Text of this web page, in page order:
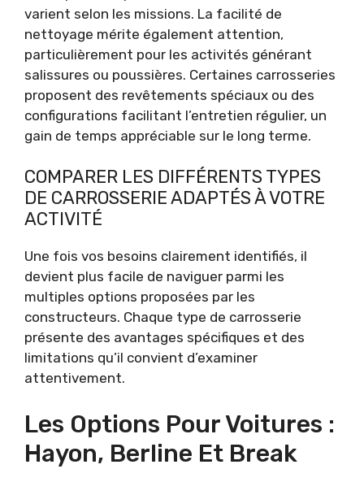
varient selon les missions. La facilité de
nettoyage mérite également attention,
particulièrement pour les activités générant
salissures ou poussières. Certaines carrosseries
proposent des revêtements spéciaux ou des
configurations facilitant l’entretien régulier, un
gain de temps appréciable sur le long terme.
COMPARER LES DIFFÉRENTS TYPES
DE CARROSSERIE ADAPTÉS À VOTRE
ACTIVITÉ
Une fois vos besoins clairement identifiés, il
devient plus facile de naviguer parmi les
multiples options proposées par les
constructeurs. Chaque type de carrosserie
présente des avantages spécifiques et des
limitations qu’il convient d’examiner
attentivement.
Les Options Pour Voitures :
Hayon, Berline Et Break